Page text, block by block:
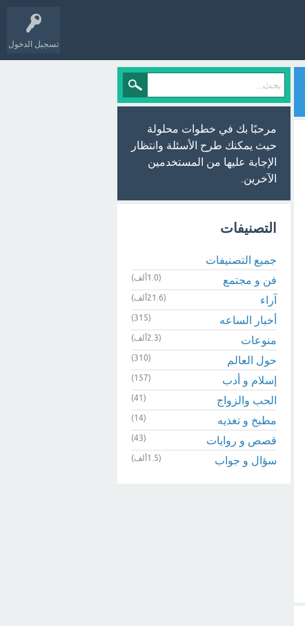
تسجيل الدخول
مرحبًا بك في خطوات محلولة
حيث يمكنك طرح الأسئلة وانتظار
الإجابة عليها من المستخدمين
الآخرين.
التصنيفات
جميع التصنيفات
فن و مجتمع
(1.0ألف)
آراء (21.6ألف)
أخبار الساعه (315)
منوعات (2.3ألف)
حول العالم (310)
إسلام و أدب (157)
الحب والزواج (41)
مطبخ و تغذيه (14)
قصص و روايات (43)
سؤال و جواب (1.5ألف)